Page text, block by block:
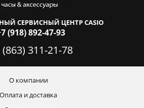
СЕРВИСНЫЙ ЦЕНТР CASIO
(918) 892-47-93
(863) 311-21-78
О компании
Оплата и доставка